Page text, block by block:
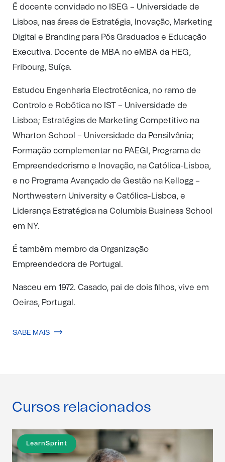
É docente convidado no ISEG – Universidade de
Lisboa, nas áreas de Estratégia, Inovação, Marketing
Digital e Branding para Pós Graduados e Educação
Executiva. Docente de MBA no eMBA da HEG,
Fribourg, Suíça.
Estudou Engenharia Electrotécnica, no ramo de
Controlo e Robótica no IST – Universidade de
Lisboa; Estratégias de Marketing Competitivo na
Wharton School – Universidade da Pensilvânia;
Formação complementar no PAEGI, Programa de
Empreendedorismo e Inovação, na Católica-Lisboa,
e no Programa Avançado de Gestão na Kellogg –
Northwestern University e Católica-Lisboa, e
Liderança Estratégica na Columbia Business School
em NY.
É também membro da Organização
Empreendedora de Portugal.
Nasceu em 1972. Casado, pai de dois filhos, vive em
Oeiras, Portugal.
SABE MAIS
Cursos relacionados
LearnSprint